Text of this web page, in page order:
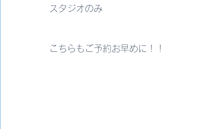
スタジオのみ
こちらもご予約お早めに！！